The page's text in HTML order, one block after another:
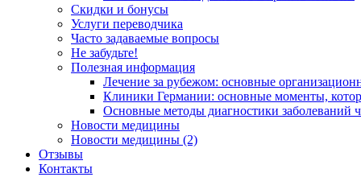
Скидки и бонусы
Услуги переводчика
Часто задаваемые вопросы
Не забудьте!
Полезная информация
Лечение за рубежом: основные
Клиники Германии: основные моменты,
Основные методы диагностики заболеваний
Новости медицины
Новости медицины (2)
Отзывы
Контакты